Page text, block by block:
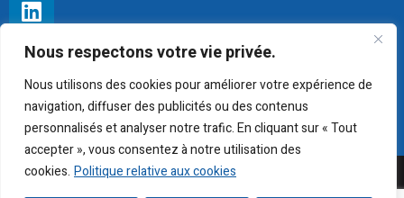
Nous respectons votre vie privée.
Nous utilisons des cookies pour améliorer votre expérience de
navigation, diffuser des publicités ou des contenus
personnalisés et analyser notre trafic. En cliquant sur « Tout
accepter », vous consentez à notre utilisation des
cookies. Politique relative aux cookies
Mentions légales
Politique de confidentialité
Plan du site
Copyright © CBP Conseils Tous droits réservés – Site créé